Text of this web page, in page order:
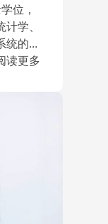
位，
学、
统的学
她具备
特质及
系的课
生的
经
长及
着深
与成
且富
长，
信，
学生
、纽
读更多